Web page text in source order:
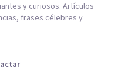
y curiosos. Artículos
frases célebres y